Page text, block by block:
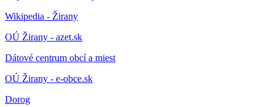
Wikipedia - Žirany
OÚ Žirany - azet.sk
Dátové centrum obcí a miest
OÚ Žirany - e-obce.sk
Dorog